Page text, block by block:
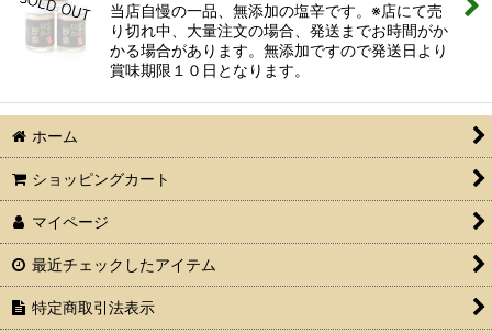
絞り込む
当店自慢の一品、無添加の塩辛です。※店にて売
り切れ中、大量注文の場合、発送までお時間がか
かる場合があります。無添加ですので発送日より
賞味期限１０日となります。
ホーム
ショッピングカート
マイページ
最近チェックしたアイテム
特定商取引法表示